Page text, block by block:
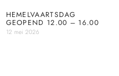
HEMELVAARTSDAG
GEOPEND 12.00 – 16.00
12 mei 2026